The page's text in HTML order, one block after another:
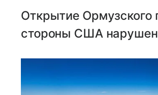
Открытие Ормузского
стороны США